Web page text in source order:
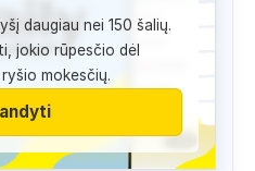
daugiau nei 150 šalių.
jokio rūpesčio dėl
mokesčių.